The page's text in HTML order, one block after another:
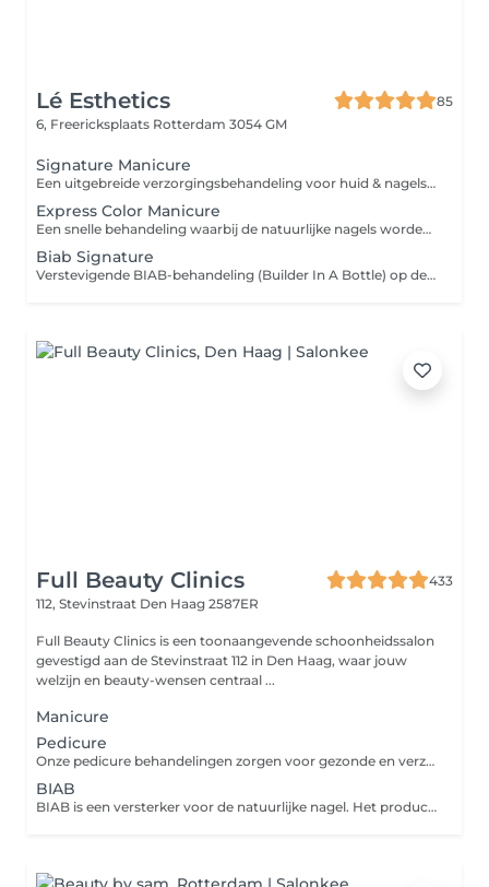
Lé Esthetics
85
6, Freericksplaats Rotterdam 3054 GM
Signature Manicure
Een uitgebreide verzorgingsbehandeling voor huid & nagels. Inclusief nagelvorming, nagelriemverzorging, verzorging van de handen en afwerking met verzorgende producten. De behandeling is ook te combineren met een gelcolor kleur naar keuze. Heeft u nog gelcolor op de nagels? Boek dan ook de verwijdering bij zodat er voldoende tijd voorzien kan worden voor je behandeling.
Express Color Manicure
Een snelle behandeling waarbij de natuurlijke nagels worden voorbereid en afgewerkt met Gelcolor. Ideaal voor wie landurig gelakte nagels wenst zonder uitgebreide manicure. Heeft u nog gelcolor op de nagels? Boek dan ook de verwijdering bij zodat er voldoende tijd voorzien kan worden voor je behandeling.
Biab Signature
Verstevigende BIAB-behandeling (Builder In A Bottle) op de natuurlijke nagels. Ideaal voor het versterken en laten groeien van de eigen nagels. Behandeling is inclusief uitgebreide manicure en te combineren met een gellak kleur naar keuze.
Full Beauty Clinics
433
112, Stevinstraat Den Haag 2587ER
Full Beauty Clinics is een toonaangevende schoonheidssalon
gevestigd aan de Stevinstraat 112 in Den Haag, waar jouw
welzijn en beauty-wensen centraal ...
Manicure
Pedicure
Onze pedicure behandelingen zorgen voor gezonde en verzorgde voeten. Ideaal voor wie extra zorg aan zijn voeten wil besteden.
BIAB
BIAB is een versterker voor de natuurlijke nagel. Het product wordt aangebracht als een gellak maar heeft een versterkende werking voor de eigen nagel.